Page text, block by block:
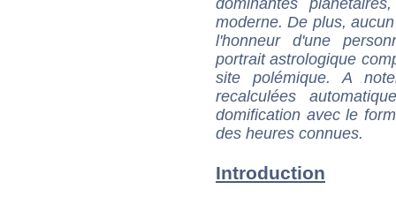
moderne. De plus,
l'honneur d'une
portrait astrologique
site polémique. A
recalculées
domification avec le
des heures connues.
Introduction